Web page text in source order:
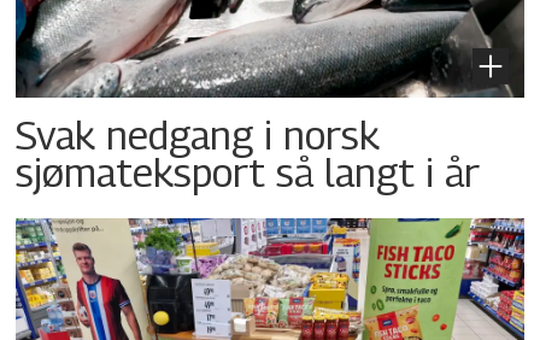
Svak nedgang i norsk
sjømateksport så langt i år